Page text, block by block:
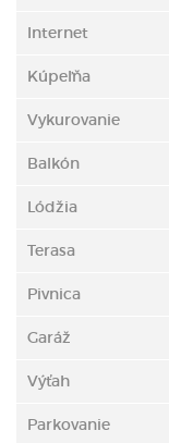
Internet
Kúpeľňa
Vykurovanie
Balkón
Lódžia
Terasa
Pivnica
Garáž
Výťah
Parkovanie